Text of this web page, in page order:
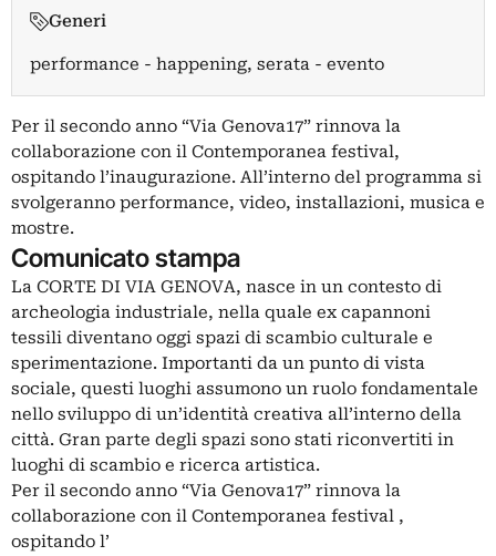
Generi
performance - happening, serata - evento
Per il secondo anno “Via Genova17” rinnova la
collaborazione con il Contemporanea festival,
ospitando l’inaugurazione. All’interno del programma si
svolgeranno performance, video, installazioni, musica e
mostre.
Comunicato stampa
La CORTE DI VIA GENOVA, nasce in un contesto di
archeologia industriale, nella quale ex capannoni
tessili diventano oggi spazi di scambio culturale e
sperimentazione. Importanti da un punto di vista
sociale, questi luoghi assumono un ruolo fondamentale
nello sviluppo di un’identità creativa all’interno della
città. Gran parte degli spazi sono stati riconvertiti in
luoghi di scambio e ricerca artistica.
Per il secondo anno “Via Genova17” rinnova la
collaborazione con il Contemporanea festival ,
ospitando l’